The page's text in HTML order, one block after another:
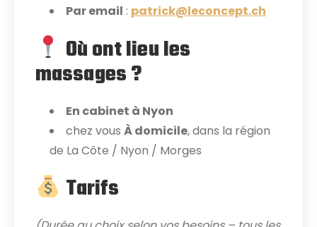
Par email : patrick@leconcept.ch
Où ont lieu les
massages ?
En cabinet à Nyon
chez vous À domicile, dans la région
de La Côte / Nyon / Morges
Tarifs